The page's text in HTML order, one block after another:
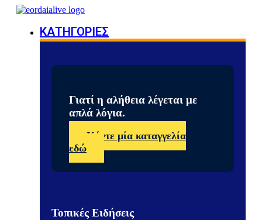
ΚΑΤΗΓΟΡΙΕΣ
Γιατί η αλήθεια λέγεται με
απλά λόγια.
Κάντε μία καταγγελία
εδώ
Τοπικές Ειδήσεις